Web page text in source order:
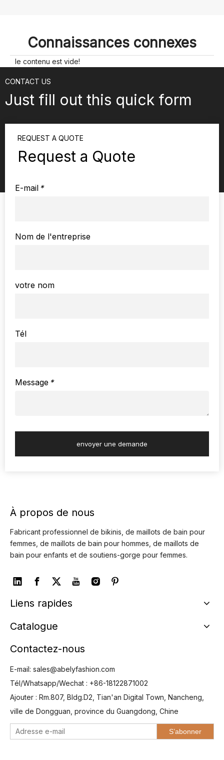
Connaissances connexes
le contenu est vide!
CONTACT US
Just fill out this quick form
REQUEST A QUOTE
Request a Quote
*
E-mail
Nom de l'entreprise
votre nom
Tél
*
Message
envoyer une demande
À propos de nous
Fabricant professionnel de bikinis, de maillots de bain pour
femmes, de maillots de bain pour hommes, de maillots de
bain pour enfants et de soutiens-gorge pour femmes.
Liens rapides
Catalogue
Contactez-nous
E-mail: sales@abelyfashion.com
Tél/Whatsapp/Wechat : +86-18122871002
Ajouter : Rm.807, Bldg.D2, Tian'an Digital Town, Nancheng,
ville de Dongguan, province du Guangdong, Chine
S’abonner